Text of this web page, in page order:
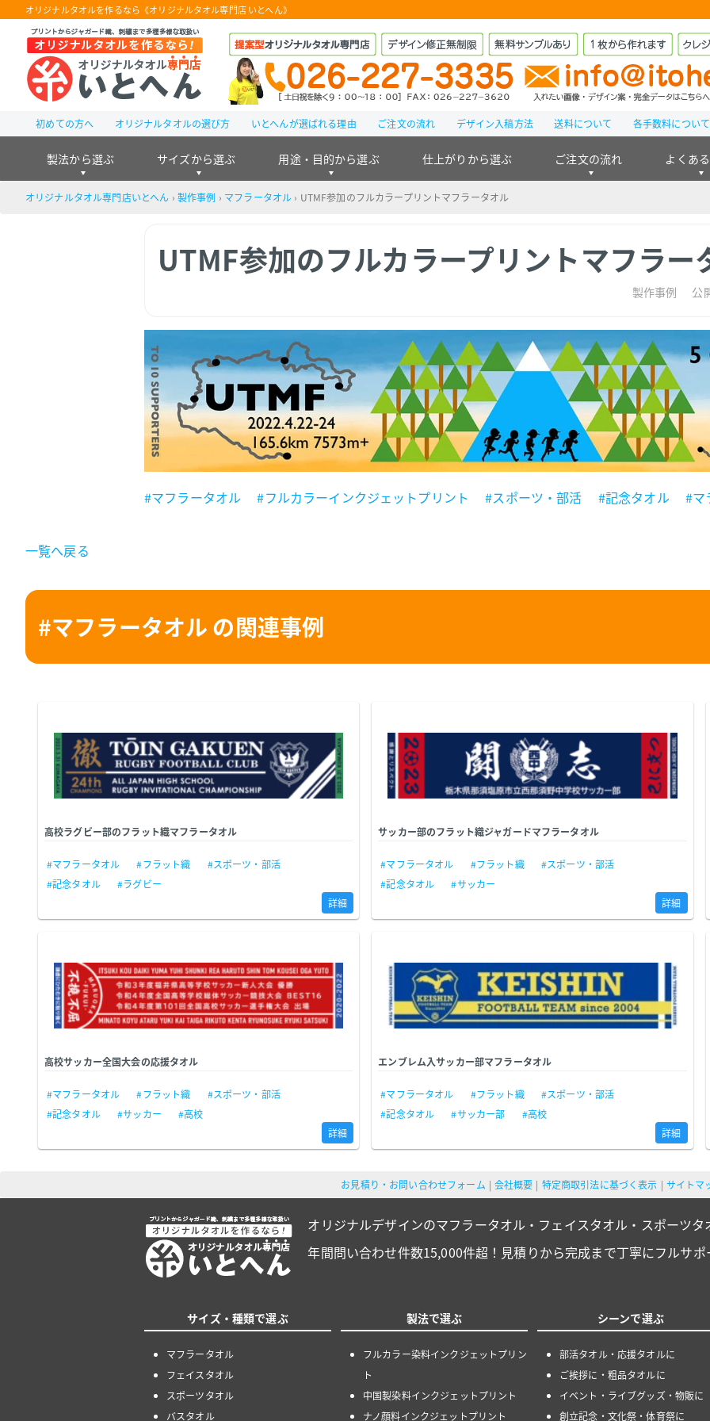
オリジナルタオルを作るなら《オリジナルタオル専門店 いとへん》
初めての方へ オリジナルタオルの選び方 いとへんが選ばれる理由 ご注文の流れ デザイン入稿方法 送料について 各手数料について
製法から選ぶ サイズから選ぶ 用途・目的から選ぶ 仕上がりから選ぶ ご注文の流れ よくあ
オリジナルタオル専門店いとへん › 製作事例 › マフラータオル › UTMF参加のフルカラープリントマフラータオル
UTMF参加のフルカラープリントマフラー
製作事例 公
#マフラータオル #フルカラーインクジェットプリント #スポーツ・部活 #記念タオル #マ
一覧へ戻る
#マフラータオル の関連事例
高校ラグビー部のフラット織マフラータオル
#マフラータオル #フラット織
#スポーツ・部活
#記念タオル
#ラグビー
詳細
サッカー部のフラット織ジャガードマフラータオル
#マフラータオル #フラット織
#スポーツ・部活
#記念タオル
#サッカー
詳細
高校サッカー全国大会の応援タオル
#マフラータオル #フラット織
#スポーツ・部活
#記念タオル
#サッカー
#高校
詳細
エンブレム入サッカー部マフラータオル
#マフラータオル #フラット織
#スポーツ・部活
#記念タオル
#サッカー部
#高校
詳細
お見積り・お問い合わせフォーム 会社概要 特定商取引法に基づく表示 サイトマ
オリジナルデザインのマフラータオル・フェイスタオル・スポーツ
年間問い合わせ件数15,000件超！見積りから完成まで丁寧にフルサポ
サイズ・種類で選ぶ
マフラータオル
フェイスタオル
スポーツタオル
バスタオル
製法で選ぶ
フルカラー染料インクジェットプリン
ト
中国製染料インクジェットプリント
ナノ顔料インクジェットプリント
シーンで選ぶ
部活タオル・応援タオルに
ご挨拶に・粗品タオルに
イベント・ライブグッズ・物販に
創立記念・文化祭・体育祭に